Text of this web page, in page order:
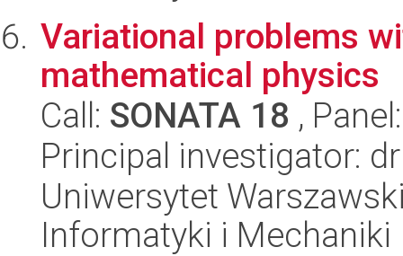
Variational problems
mathematical physics
Call: SONATA 18 ,
Principal investigator:
Uniwersytet
Informatyki i Mechaniki